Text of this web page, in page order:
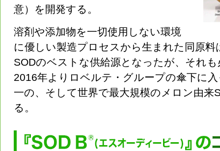
意）を開発する。
溶剤や添加物を一切使用しない環境
に優しい製造プロセスから生まれた同原料
SODのベストな供給源となったが、それ
2016年よりロベルテ・グループの傘下に
一の、そして世界で最大規模のメロン由来
る。